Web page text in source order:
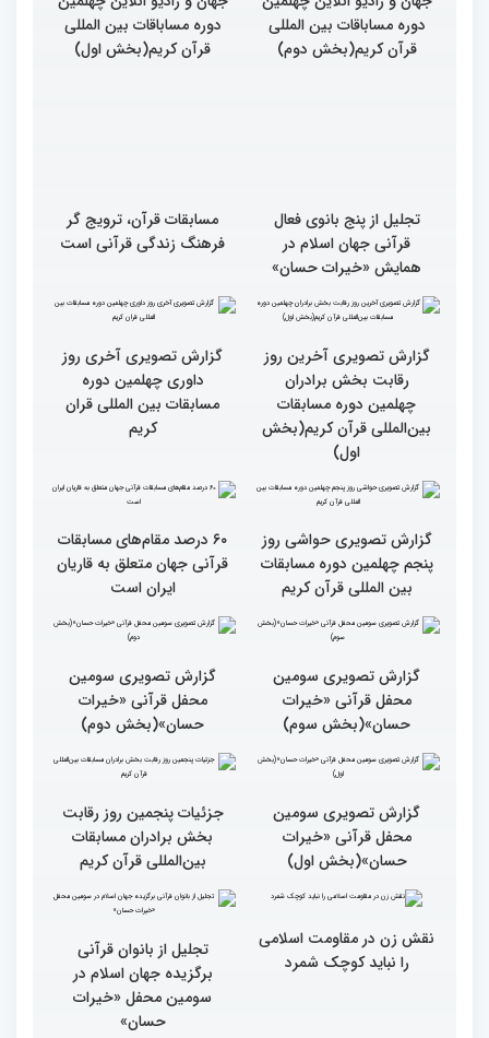
دوره مساباقات بین المللی
قرآن کریم(بخش دوم)
دوره مساباقات بین المللی
قرآن کریم(بخش اول)
تجلیل از پنج بانوی فعال
قرآنی جهان اسلام در
همایش «خیرات حسان»
مسابقات قرآن، ترویج گر
فرهنگ زندگی قرآنی است
گزارش تصویری آخرین روز
رقابت بخش برادران
چهلمین دوره مسابقات
بین‌المللی قرآن کریم(بخش
اول)
گزارش تصویری آخری روز
داوری چهلمین دوره
مسابقات بین المللی قران
کریم
گزارش تصویری حواشی روز
پنجم چهلمین دوره مسابقات
بین المللی قرآن کریم
۶۰ درصد مقام‌های مسابقات
قرآنی جهان متعلق به قاریان
ایران است
گزارش تصویری سومین
محفل قرآنی «خیرات
حسان»(بخش سوم)
گزارش تصویری سومین
محفل قرآنی «خیرات
حسان»(بخش دوم)
گزارش تصویری سومین
جزئیات پنجمین روز رقابت
بخش برادران مسابقات
بین‌المللی قرآن کریم